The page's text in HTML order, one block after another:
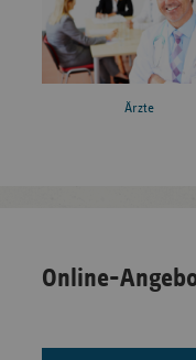
Ärzte
Online-